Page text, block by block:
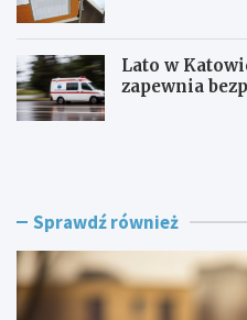
Lato w
zapewnia
P
j
w
R
a
O
s
i
v
a
Sprawdź również